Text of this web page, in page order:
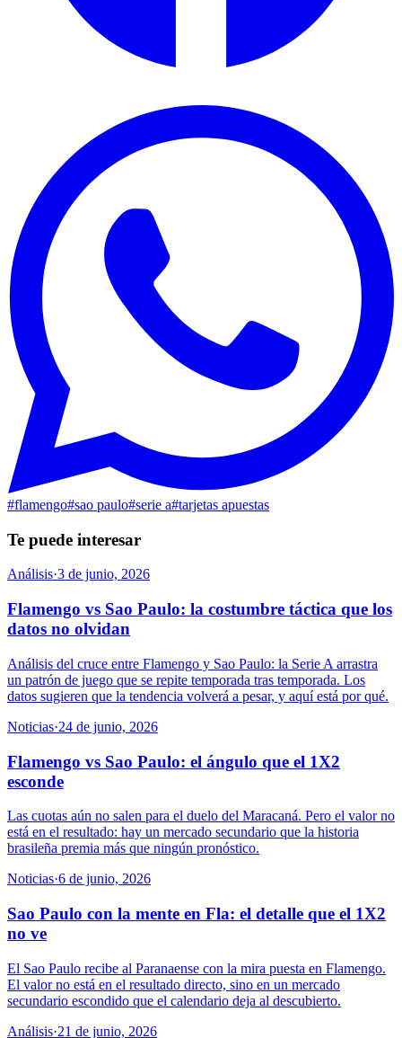
#flamengo#sao paulo#serie a#tarjetas apuestas
Te puede interesar
Análisis·3 de junio, 2026
Flamengo vs Sao Paulo: la costumbre táctica que los
datos no olvidan
Análisis del cruce entre Flamengo y Sao Paulo: la Serie A arrastra
un patrón de juego que se repite temporada tras temporada. Los
datos sugieren que la tendencia volverá a pesar, y aquí está por qué.
Noticias·24 de junio, 2026
Flamengo vs Sao Paulo: el ángulo que el 1X2
esconde
Las cuotas aún no salen para el duelo del Maracaná. Pero el valor no
está en el resultado: hay un mercado secundario que la historia
brasileña premia más que ningún pronóstico.
Noticias·6 de junio, 2026
Sao Paulo con la mente en Fla: el detalle que el 1X2
no ve
El Sao Paulo recibe al Paranaense con la mira puesta en Flamengo.
El valor no está en el resultado directo, sino en un mercado
secundario escondido que el calendario deja al descubierto.
Análisis·21 de junio, 2026